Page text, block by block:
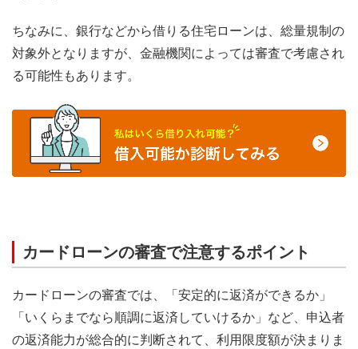
ちなみに、銀行などから借りる住宅ローンは、総量規制の
対象外となりますが、金融機関によっては審査で考慮され
る可能性もあります。
カードローンの審査で注意するポイント
カードローンの審査では、「安定的に返済ができるか」
「いくらまでなら順調に返済していけるか」など、申込者
の返済能力が総合的に判断されて、利用限度額が決まりま